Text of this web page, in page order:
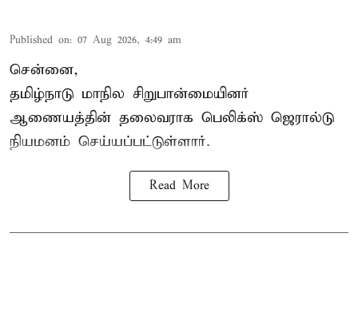
Published on: 07 Aug 2026, 4:49 am
சென்னை,
தமிழ்நாடு மாநில சிறுபான்மையினர்
ஆணையத்தின் தலைவராக பெலிக்ஸ் ஜெரால்டு
நியமனம் செய்யப்பட்டுள்ளார்.
Read More